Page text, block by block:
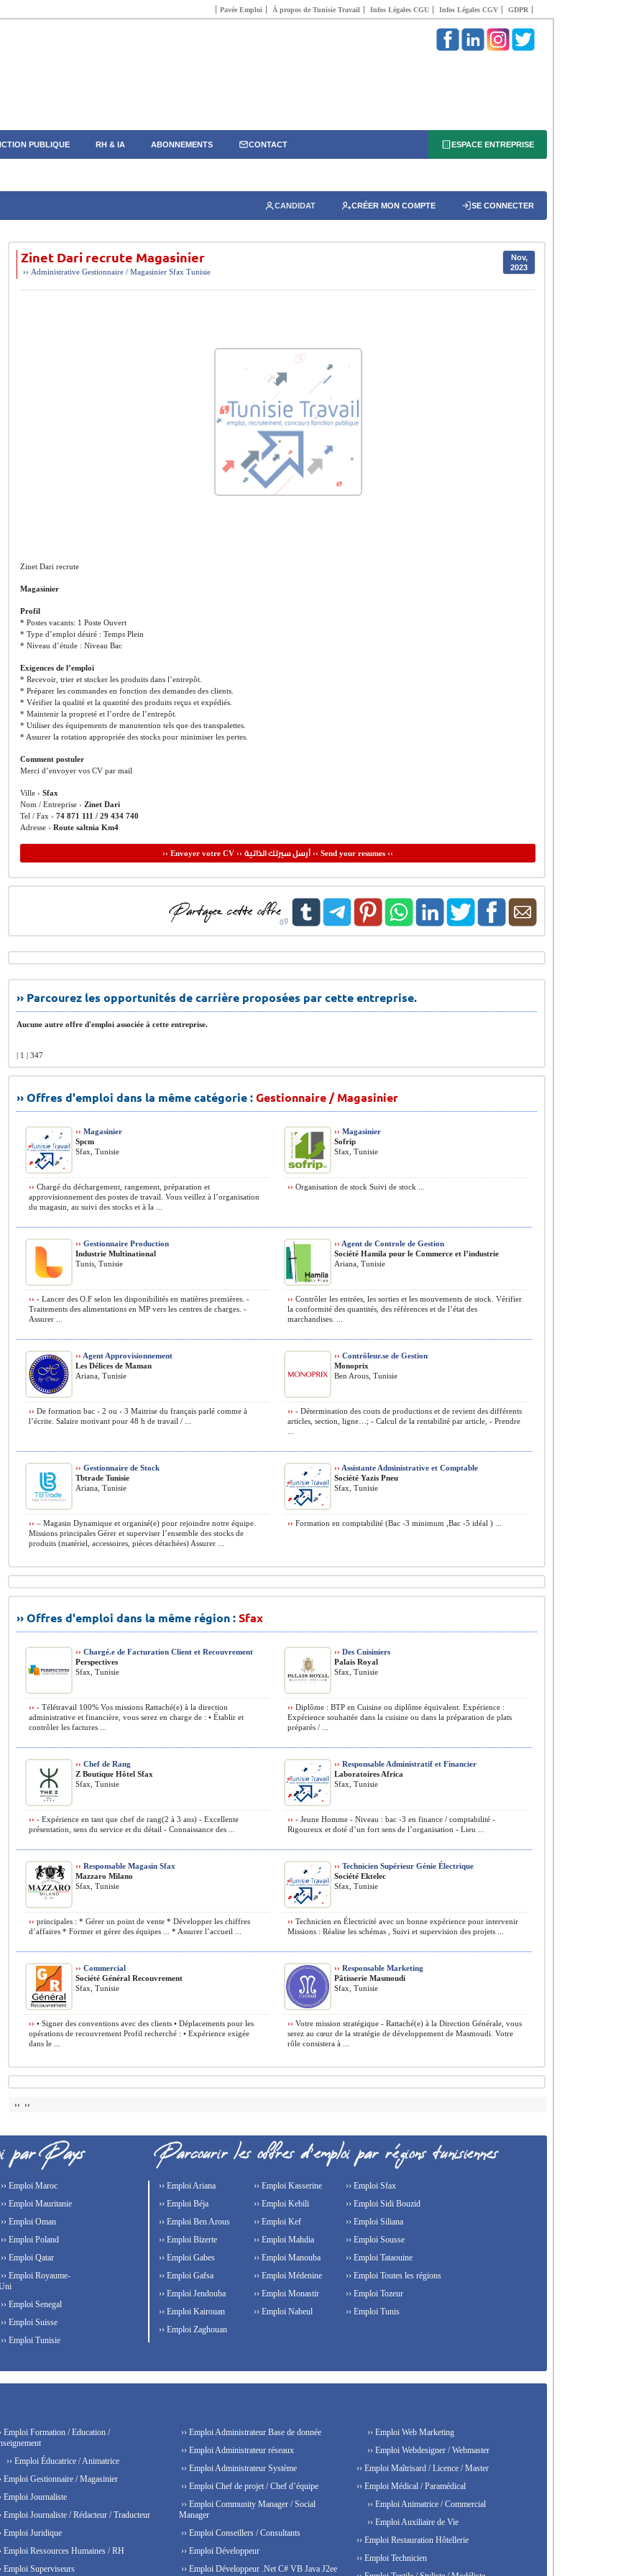
Pavée Emploi À propos de Tunisie Travail Infos Légales CGU Infos Légales CGV GDPR
PUBLIQUE RH & IA ABONNEMENTS CONTACT ESPACE ENTREPRISE
CANDIDAT CRÉER MON COMPTE SE CONNECTER
Zinet Dari recrute Magasinier
Nov,
2023
›› Administrative Gestionnaire / Magasinier Sfax Tunisie
Zinet Dari recrute
Magasinier
Profil
* Postes vacants: 1 Poste Ouvert
* Type d’emploi désiré : Temps Plein
* Niveau d’étude : Niveau Bac
Exigences de l’emploi
* Recevoir, trier et stocker les produits dans l’entrepôt.
* Préparer les commandes en fonction des demandes des clients.
* Vérifier la qualité et la quantité des produits reçus et expédiés.
* Maintenir la propreté et l’ordre de l’entrepôt.
* Utiliser des équipements de manutention tels que des transpalettes.
* Assurer la rotation appropriée des stocks pour minimiser les pertes.
Comment postuler
Merci d’envoyer vos CV par mail
Ville › Sfax
Nom / Entreprise › Zinet Dari
Tel / Fax › 74 871 111 / 29 434 740
Adresse › Route saltnia Km4
›› Envoyer votre CV ›› أرسل سيرتك الذاتية‹‹ Send your resumes ‹‹
›› Parcourez les opportunités de carrière proposées par cette entreprise.
Aucune autre offre d'emploi associée à cette entreprise.
| 1 | 347
›› Offres d'emploi dans la même catégorie :Gestionnaire / Magasinier
›› Magasinier
Spcm
Sfax, Tunisie
›› Chargé du déchargement, rangement, préparation et
approvisionnement des postes de travail. Vous veillez à l’organisation
du magasin, au suivi des stocks et à la ...
›› Magasinier
Sofrip
Sfax, Tunisie
›› Organisation de stock Suivi de stock ...
›› Gestionnaire Production
Industrie Multinational
Tunis, Tunisie
›› - Lancer des O.F selon les disponibilités en matières premières. -
Traitements des alimentations en MP vers les centres de charges. -
Assurer ...
›› Agent de Controle de Gestion
Société Hamila pour le Commerce et l’industrie
Ariana, Tunisie
›› Contrôler les entrées, les sorties et les mouvements de stock. Vérifier
la conformité des quantités, des références et de l’état des
marchandises. ...
›› Agent Approvisionnement
Les Délices de Maman
Ariana, Tunisie
›› De formation bac › 2 ou › 3 Maitrise du français parlé comme à
l’écrite. Salaire motivant pour 48 h de travail / ...
›› Contrôleur.se de Gestion
Monoprix
Ben Arous, Tunisie
›› - Détermination des couts de productions et de revient des différents
articles, section, ligne…; - Calcul de la rentabilité par article, - Prendre
›› Gestionnaire de Stock
Tbtrade Tunisie
Ariana, Tunisie
›› – Magasin Dynamique et organisé(e) pour rejoindre notre équipe.
Missions principales Gérer et superviser l’ensemble des stocks de
produits (matériel, accessoires, pièces détachées) Assurer ...
›› Assistante Administrative et Comptable
Société Yazis Pneu
Sfax, Tunisie
›› Formation en comptabilité (Bac ›3 minimum ,Bac ›5 idéal ) ...
›› Offres d'emploi dans la même région :Sfax
›› Chargé.e de Facturation Client et Recouvrement
Perspectives
Sfax, Tunisie
›› - Télétravail 100% Vos missions Rattaché(e) à la direction
administrative et financière, vous serez en charge de : • Établir et
contrôler les factures ...
›› Des Cuisiniers
Palais Royal
Sfax, Tunisie
›› Diplôme : BTP en Cuisine ou diplôme équivalent. Expérience :
Expérience souhaitée dans la cuisine ou dans la préparation de plats
préparés / ...
›› Chef de Rang
Z Boutique Hôtel Sfax
Sfax, Tunisie
›› - Expérience en tant que chef de rang(2 à 3 ans) - Excellente
présentation, sens du service et du détail - Connaissance des ...
›› Responsable Administratif et Financier
Laboratoires Africa
Sfax, Tunisie
›› - Jeune Homme - Niveau : bac ›3 en finance / comptabilité -
Rigoureux et doté d’un fort sens de l’organisation - Lieu ...
›› Responsable Magasin Sfax
Mazzaro Milano
Sfax, Tunisie
›› principales : * Gérer un point de vente * Développer les chiffres
d’affaires * Former et gérer des équipes ... * Assurer l’accueil ...
›› Technicien Supérieur Génie Électrique
Société Ektelec
Sfax, Tunisie
›› Technicien en Électricité avec un bonne expérience pour intervenir
Missions : Réalise les schémas , Suivi et supervision des projets ...
›› Commercial
Société Général Recouvrement
Sfax, Tunisie
›› • Signer des conventions avec des clients • Déplacements pour les
opérations de recouvrement Profil recherché : • Expérience exigée
dans le ...
›› Responsable Marketing
Pâtisserie Masmoudi
Sfax, Tunisie
›› Votre mission stratégique - Rattaché(e) à la Direction Générale, vous
serez au cœur de la stratégie de développement de Masmoudi. Votre
rôle consistera à ...
›› ››
›› Emploi Maroc
›› Emploi Mauritanie
›› Emploi Oman
›› Emploi Poland
›› Emploi Qatar
›› Emploi Royaume-
›› Emploi Senegal
›› Emploi Suisse
›› Emploi Tunisie
›› Emploi Ariana
›› Emploi Béja
›› Emploi Ben Arous
›› Emploi Bizerte
›› Emploi Gabes
›› Emploi Gafsa
›› Emploi Jendouba
›› Emploi Kairouan
›› Emploi Kasserine
›› Emploi Kebili
›› Emploi Kef
›› Emploi Mahdia
›› Emploi Manouba
›› Emploi Médenine
›› Emploi Monastir
›› Emploi Nabeul
›› Emploi Sfax
›› Emploi Sidi Bouzid
›› Emploi Siliana
›› Emploi Sousse
›› Emploi Tataouine
›› Emploi Toutes les régions
›› Emploi Tozeur
›› Emploi Tunis
›› Emploi Zaghouan
Emploi Formation / Education /
›› Emploi Éducatrice / Animatrice
Emploi Gestionnaire / Magasinier
Emploi Journaliste
Emploi Journaliste / Rédacteur / Traducteur
Emploi Juridique
Emploi Ressources Humaines / RH
Emploi Superviseurs
›› Emploi Administrateur Base de donnée
›› Emploi Administrateur réseaux
›› Emploi Administrateur Système
›› Emploi Chef de projet / Chef d’équipe
›› Emploi Community Manager / Social
Manager
›› Emploi Conseillers / Consultants
›› Emploi Développeur
›› Emploi Développeur .Net C# VB Java J2ee
›› Emploi Web Marketing
›› Emploi Webdesigner / Webmaster
›› Emploi Maîtrisard / Licence / Master
›› Emploi Médical / Paramédical
›› Emploi Animatrice / Commercial
›› Emploi Auxiliaire de Vie
›› Emploi Restauration Hôtellerie
›› Emploi Technicien